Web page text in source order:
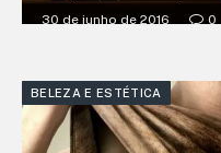
30 de junho de 2016 0
BELEZA E ESTÉTICA